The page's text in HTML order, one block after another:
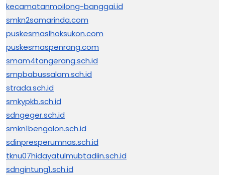
kecamatanmoilong-banggai.id
smkn2samarinda.com
puskesmaslhoksukon.com
puskesmaspenrang.com
smam4tangerang.sch.id
smpbabussalam.sch.id
strada.sch.id
smkypkb.sch.id
sdngeger.sch.id
smkn1bengalon.sch.id
sdinpresperumnas.sch.id
tknu07hidayatulmubtadiin.sch.id
sdngintung1.sch.id